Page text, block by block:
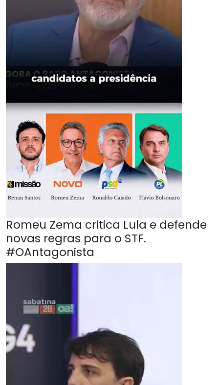
Romeu Zema critica Lula e defende
novas regras para o STF.
#OAntagonista